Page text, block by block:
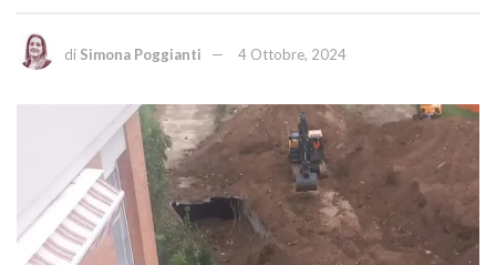
di Simona Poggianti 4 Ottobre, 2024